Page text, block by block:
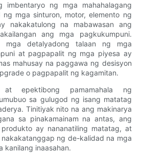
imbentaryo ng mga mahahalagang
mga sinturon, motor, elemento ng
nakakatulong na mabawasan ang
ang mga pagkukumpuni.
detalyadong talaan ng mga
at pagpapalit ng mga piyesa ay
mahusay na paggawa ng desisyon
o pagpapalit ng kagamitan.
at epektibong pamamahala ng
sa gulugod ng isang matatag
Tinitiyak nito na ang makinarya
sa pinakamainam na antas, ang
ay nananatiling matatag, at
ng de-kalidad na mga
kanilang inaasahan.